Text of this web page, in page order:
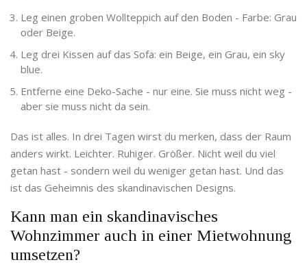
Leg einen groben Wollteppich auf den Boden - Farbe: Grau
oder Beige.
Leg drei Kissen auf das Sofa: ein Beige, ein Grau, ein sky
blue.
Entferne eine Deko-Sache - nur eine. Sie muss nicht weg -
aber sie muss nicht da sein.
Das ist alles. In drei Tagen wirst du merken, dass der Raum
anders wirkt. Leichter. Ruhiger. Größer. Nicht weil du viel
getan hast - sondern weil du weniger getan hast. Und das
ist das Geheimnis des skandinavischen Designs.
Kann man ein skandinavisches
Wohnzimmer auch in einer Mietwohnung
umsetzen?